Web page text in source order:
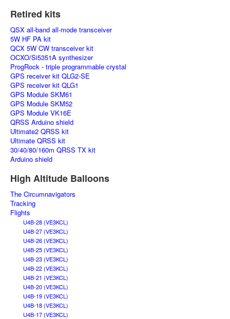
Retired kits
QSX all-band all-mode transceiver
5W HF PA kit
QCX 5W CW transceiver kit
OCXO/Si5351A synthesizer
ProgRock - triple programmable crystal
GPS receiver kit QLG2-SE
GPS receiver kit QLG1
GPS Module SKM61
GPS Module SKM52
GPS Module VK16E
QRSS Arduino shield
Ultimate2 QRSS kit
Ultimate QRSS kit
30/40/80/160m QRSS TX kit
Arduino shield
High Altitude Balloons
The Circumnavigators
Tracking
Flights
U4B-28 (VE3KCL)
U4B-27 (VE3KCL)
U4B-26 (VE3KCL)
U4B-25 (VE3KCL)
U4B-23 (VE3KCL)
U4B-22 (VE3KCL)
U4B-21 (VE3KCL)
U4B-20 (VE3KCL)
U4B-19 (VE3KCL)
U4B-18 (VE3KCL)
U4B-17 (VE3KCL)